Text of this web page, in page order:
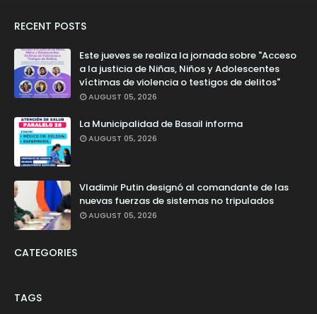
RECENT POSTS
Este jueves se realiza la jornada sobre "Acceso
a la justicia de Niñas, Niños y Adolescentes
víctimas de violencia o testigos de delitos"
AUGUST 05, 2026
La Municipalidad de Basail informa
AUGUST 05, 2026
Vladimir Putin designó al comandante de las
nuevas fuerzas de sistemas no tripulados
AUGUST 05, 2026
CATEGORIES
TAGS